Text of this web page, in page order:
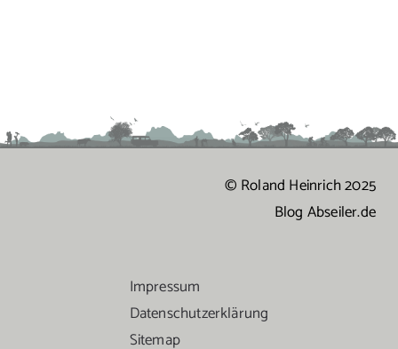
© Roland Heinrich 2025
Blog Abseiler.de
Impressum
Datenschutzerklärung
Sitemap